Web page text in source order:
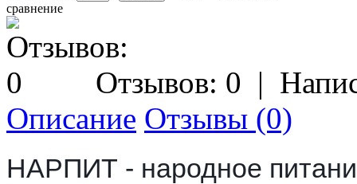
сравнение
Отзывов: 0 |
Описание Отзывы (0)
НАРПИТ - народное